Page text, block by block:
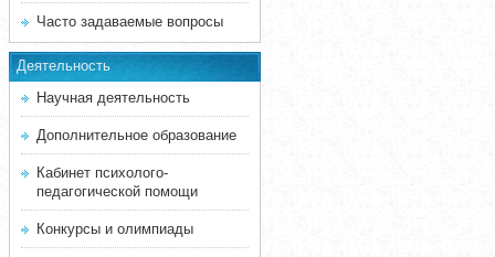
Часто задаваемые вопросы
Деятельность
Научная деятельность
Дополнительное образование
Кабинет психолого-
педагогической помощи
Конкурсы и олимпиады